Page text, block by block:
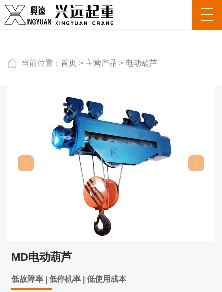
当前位置： 首页 > 主营产品 > 电动葫芦
MD电动葫芦
低故障率 | 低停机率 | 低使用成本